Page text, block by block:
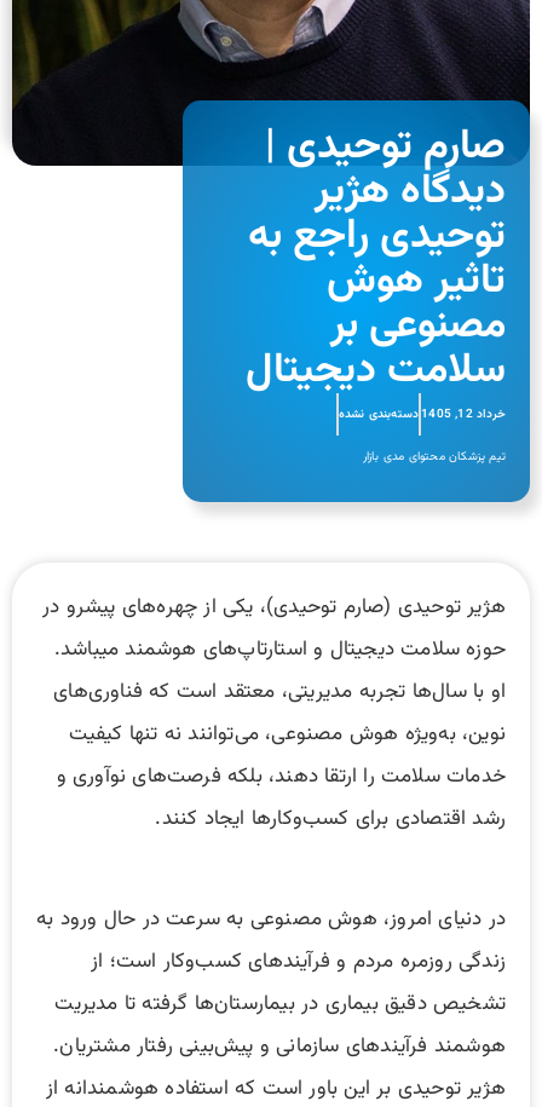
صارم توحیدی |
دیدگاه هژیر
توحیدی راجع به
تاثیر هوش
مصنوعی بر
سلامت دیجیتال
خرداد 12, 1405 دسته‌بندی نشده
تیم پزشکان محتوای مدی بازار
هژیر توحیدی (صارم توحیدی)، یکی از چهره‌های پیشرو در
حوزه سلامت دیجیتال و استارتاپ‌های هوشمند میباشد.
او با سال‌ها تجربه مدیریتی، معتقد است که فناوری‌های
نوین، به‌ویژه هوش مصنوعی، می‌توانند نه تنها کیفیت
خدمات سلامت را ارتقا دهند، بلکه فرصت‌های نوآوری و
رشد اقتصادی برای کسب‌وکارها ایجاد کنند.
در دنیای امروز، هوش مصنوعی به سرعت در حال ورود به
زندگی روزمره مردم و فرآیندهای کسب‌وکار است؛ از
تشخیص دقیق بیماری در بیمارستان‌ها گرفته تا مدیریت
هوشمند فرآیندهای سازمانی و پیش‌بینی رفتار مشتریان.
هژیر توحیدی بر این باور است که استفاده هوشمندانه از